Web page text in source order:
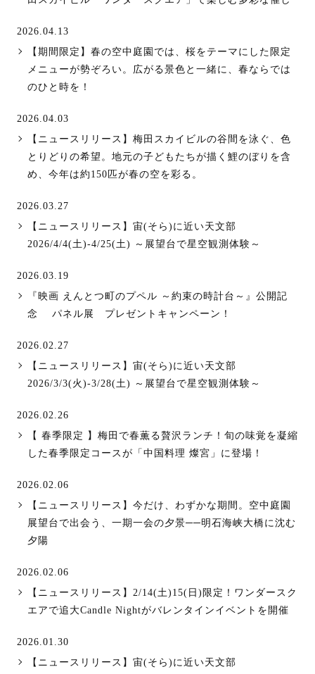
2026.04.13
【期間限定】春の空中庭園では、桜をテーマにした限定
メニューが勢ぞろい。広がる景色と一緒に、春ならでは
のひと時を！
2026.04.03
【ニュースリリース】梅田スカイビルの谷間を泳ぐ、色
とりどりの希望。地元の子どもたちが描く鯉のぼりを含
め、今年は約150匹が春の空を彩る。
2026.03.27
【ニュースリリース】宙(そら)に近い天文部
2026/4/4(土)-4/25(土) ～展望台で星空観測体験～
2026.03.19
『映画 えんとつ町のプペル ～約束の時計台～』公開記
念 パネル展 プレゼントキャンペーン！
2026.02.27
【ニュースリリース】宙(そら)に近い天文部
2026/3/3(火)-3/28(土) ～展望台で星空観測体験～
2026.02.26
【 春季限定 】梅田で春薫る贅沢ランチ！旬の味覚を凝縮
した春季限定コースが「中国料理 燦宮」に登場！
2026.02.06
【ニュースリリース】今だけ、わずかな期間。空中庭園
展望台で出会う、一期一会の夕景──明石海峡大橋に沈む
夕陽
2026.02.06
【ニュースリリース】2/14(土)15(日)限定！ワンダースク
エアで追大Candle Nightがバレンタインイベントを開催
2026.01.30
【ニュースリリース】宙(そら)に近い天文部